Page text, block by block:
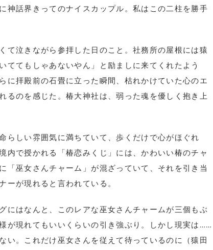
神話界きってのナイスカップル。私はこの二柱を勝手
て泣きながら参拝した日のこと。社務所の屋根には猿
ててもしゃあないやん」と励ましに来てくれたよう
に拝殿前の石畳に立った瞬間、枯れかけていた心のエ
るのを感じた。椿大神社は、弱った魂を優しく抱き上
らしい雰囲気に満ちていて、歩くだけで心がほぐれ
内で授かれる「椿恋みくじ」には、かわいい椿のチャ
「巫女さんチャーム」が混ざっていて、それを引き当
ーが現れると言われている。
にはなんと、このレアな巫女さんチャームが三個もぶ
が現れてもいいくらいの引き強ぶり。しかし現実は……
い。これだけ巫女さんを従えて待っているのに（猿田